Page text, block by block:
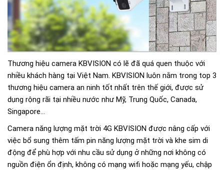
Thương hiệu camera KBVISION có lẽ đã quá quen thuộc với
nhiều khách hàng tại Việt Nam. KBVISION luôn nằm trong top 3
thương hiệu camera an ninh tốt nhất trên thế giới, được sử
dụng rộng rãi tại nhiều nước như Mỹ, Trung Quốc, Canada,
Singapore…
Camera năng lượng mặt trời 4G KBVISION được nâng cấp với
việc bổ sung thêm tấm pin năng lượng mặt trời và khe sim di
động để phù hợp với nhu cầu sử dụng ở những nơi không có
nguồn điện ổn định, không có mạng wifi hoặc mạng yếu, chập